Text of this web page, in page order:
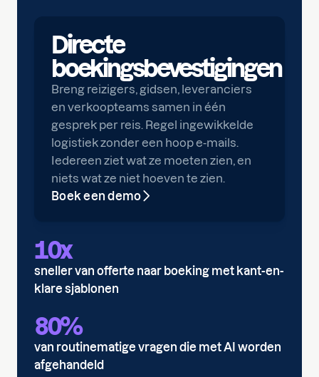
Directe
boekingsbevestigingen
Breng reizigers, gidsen, leveranciers
en verkoopteams samen in één
gesprek per reis. Regel ingewikkelde
logistiek zonder een hoop e-mails.
Iedereen ziet wat ze moeten zien, en
niets wat ze niet hoeven te zien.
Boek een demo
10x
sneller van offerte naar boeking met kant-en-
klare sjablonen
80%
van routinematige vragen die met AI worden
afgehandeld